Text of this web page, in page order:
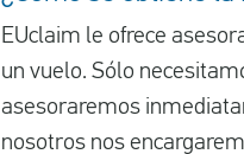
EUclaim le ofrece
un vuelo. Sólo
asesoraremos
nosotros nos